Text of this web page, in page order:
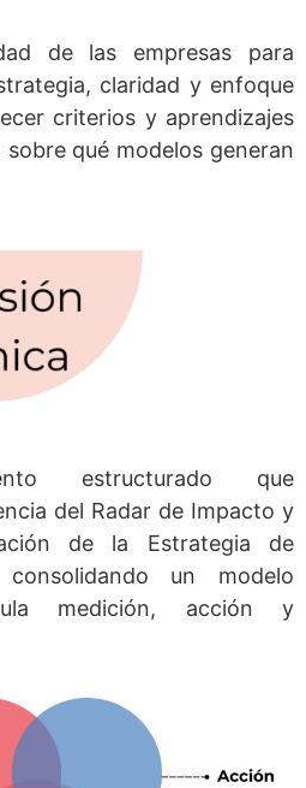
de las empresas para
claridad y enfoque
criterios y aprendizajes
qué modelos generan
estructurado que
del Radar de Impacto y
de la Estrategia de
un modelo
medición, acción y